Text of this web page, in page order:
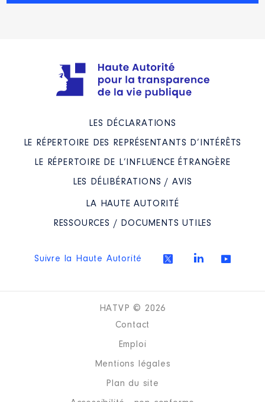
LES DÉCLARATIONS
LE RÉPERTOIRE DES REPRÉSENTANTS D’INTÉRÊTS
LE RÉPERTOIRE DE L’INFLUENCE ÉTRANGÈRE
LES DÉLIBÉRATIONS / AVIS
LA HAUTE AUTORITÉ
RESSOURCES / DOCUMENTS UTILES
Suivre la Haute Autorité
HATVP © 2026
Contact
Emploi
Mentions légales
Plan du site